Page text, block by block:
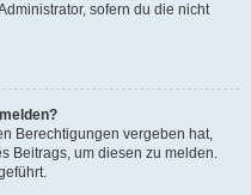
sofern du die nicht
Berechtigungen vergeben hat,
Beitrags, um diesen zu melden.